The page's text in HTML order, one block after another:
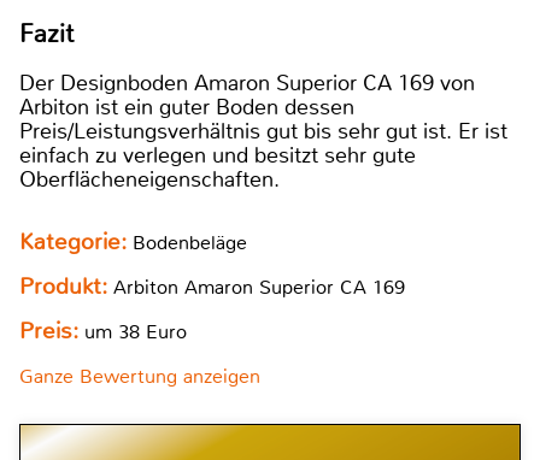
Fazit
Der Designboden Amaron Superior CA 169 von
Arbiton ist ein guter Boden dessen
Preis/Leistungsverhältnis gut bis sehr gut ist. Er ist
einfach zu verlegen und besitzt sehr gute
Oberflächeneigenschaften.
Kategorie: Bodenbeläge
Produkt: Arbiton Amaron Superior CA 169
Preis: um 38 Euro
Ganze Bewertung anzeigen